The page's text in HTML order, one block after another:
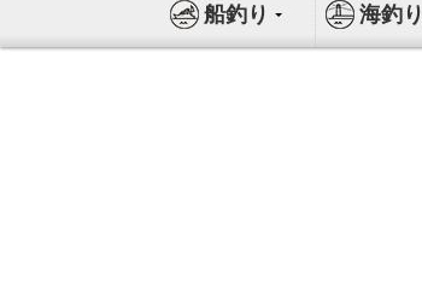
ス
船釣り 海釣り